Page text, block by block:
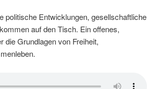
politische Entwicklungen, gesellschaftliche
auf den Tisch. Ein offenes,
die Grundlagen von Freiheit,